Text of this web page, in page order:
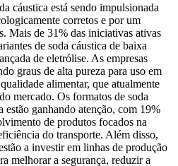
cáustica está sendo impulsionada
corretos e por um
Mais de 31% das iniciativas ativas
de soda cáustica de baixa
de eletrólise. As empresas
graus de alta pureza para uso em
alimentar, que atualmente
mercado. Os formatos de soda
estão ganhando atenção, com 19%
de produtos focados na
do transporte. Além disso,
a investir em linhas de produção
melhorar a segurança, reduzir a